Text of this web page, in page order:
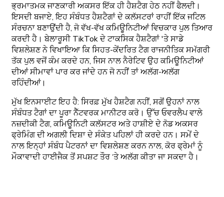
ਭ੍ਰਮਾਤਮਕ ਜਾਣਕਾਰੀ ਅਕਸਰ ਇੱਕ ਹੀ ਹੈਸ਼ਟੈਗ ਹੇਠ ਨਹੀਂ ਫੈਲਦੀ।
ਇਸਦੀ ਬਜਾਏ, ਇਹ ਸੰਬੰਧਤ ਹੈਸ਼ਟੈਗਾਂ ਦੇ ਕਲੱਸਟਰਾਂ ਰਾਹੀਂ ਇੱਕ ਜਟਿਲ
ਸੰਰਚਨਾ ਬਣਾਉਂਦੀ ਹੈ, ਜੋ ਵੱਖ-ਵੱਖ ਕਮਿਊਨਿਟੀਆਂ ਵਿਚਕਾਰ ਪੁਲ ਤਿਆਰ
ਕਰਦੀ ਹੈ। ਬੇਲਾਰੂਸੀ TikTok ਦੇ ਟਾਕਸਿਕ ਹੈਸ਼ਟੈਗਾਂ 'ਤੇ ਸਾਡੇ
ਵਿਸ਼ਲੇਸ਼ਣ ਨੇ ਵਿਖਾਇਆ ਕਿ ਸਿਹਤ-ਕੇਂਦਰਿਤ ਟੈਗ ਰਾਜਨੀਤਿਕ ਸਮੱਗਰੀ
ਤੱਕ ਪੁਲ ਵਜੋਂ ਕੰਮ ਕਰਦੇ ਹਨ, ਜਿਸ ਨਾਲ ਨੈਰੇਟਿਵ ਉਹ ਕਮਿਊਨਿਟੀਆਂ
ਦੀਆਂ ਸੀਮਾਵਾਂ ਪਾਰ ਕਰ ਜਾਂਦੇ ਹਨ ਜੋ ਨਹੀਂ ਤਾਂ ਅਲੱਗ-ਅਲੱਗ
ਰਹਿੰਦੀਆਂ।
ਮੁੱਖ ਇਨਸਾਈਟ ਇਹ ਹੈ: ਸਿਰਫ਼ ਮੁੱਖ ਹੈਸ਼ਟੈਗ ਨਹੀਂ, ਸਗੋਂ ਉਹਨਾਂ ਨਾਲ
ਸੰਬੰਧਤ ਟੈਗਾਂ ਦਾ ਪੂਰਾ ਨੈੱਟਵਰਕ ਮਾਨੀਟਰ ਕਰੋ। ਉੱਚ ਓਵਰਲੈਪ ਵਾਲੇ
ਨਜ਼ਦੀਕੀ ਟੈਗ, ਕਮਿਊਨਿਟੀ ਕਲੱਸਟਰ ਅਤੇ ਹਾਸ਼ੀਏ ਦੇ ਨੋਡ ਅਕਸਰ
ਫ੍ਰੇਮਿੰਗ ਦੀ ਅਗਲੀ ਦਿਸ਼ਾ ਦੇ ਸੰਕੇਤ ਪਹਿਲਾਂ ਹੀ ਕਰਦੇ ਹਨ। ਸਮੇਂ ਦੇ
ਨਾਲ ਇਨ੍ਹਾਂ ਸੰਬੰਧ ਪੈਟਰਨਾਂ ਦਾ ਵਿਸ਼ਲੇਸ਼ਣ ਕਰਨ ਨਾਲ, ਕੋਰ ਫ੍ਰੇਮਾਂ ਨੂੰ
ਮੌਕਾਵਾਦੀ ਹਾਈਜੈਕ ਤੋਂ ਸਪਸ਼ਟ ਤੌਰ ‘ਤੇ ਅਲੱਗ ਕੀਤਾ ਜਾ ਸਕਦਾ ਹੈ।